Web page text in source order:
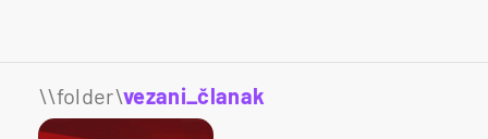
\\folder\vezani_članak